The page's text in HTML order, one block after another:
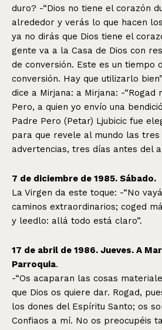
duro? -“Dios no tiene el corazón
alrededor y verás lo que hacen
ya no dirás que Dios tiene el
gente va a la Casa de Dios con
de conversión. Este es un tiempo
conversión. Hay que utilizarlo
dice a Mirjana: a Mirjana: -“Rogad
Pero, a quien yo envío una
Padre Pero (Petar) Ljubicic fue
para que revele al mundo las
advertencias, tres días antes del
7 de diciembre de 1985. Sábado.
La Virgen da este toque: -“No
caminos extraordinarios; coged
y leedlo: allá todo está claro”.
17 de abril de 1986. Jueves. A
Parroquia.
-“Os acaparan las cosas
que Dios os quiere dar. Rogad,
los dones del Espíritu Santo; os
Confiaos a mí. No os preocupéis